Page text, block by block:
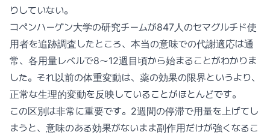
りしていない。
コペンハーゲン大学の研究チームが847人のセマグルチド使
用者を追跡調査したところ、本当の意味での代謝適応は通
常、各用量レベルで8〜12週目頃から始まることがわかりま
した。それ以前の体重変動は、薬の効果の限界というより、
正常な生理的変動を反映していることがほとんどです。
この区別は非常に重要です。2週間の停滞で用量を上げてし
まうと、意味のある効果がないまま副作用だけが強くなるこ